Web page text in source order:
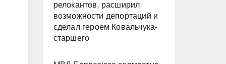
релокантов, расширил
возможности депортаций и
сделал героем Ковальчука-
старшего